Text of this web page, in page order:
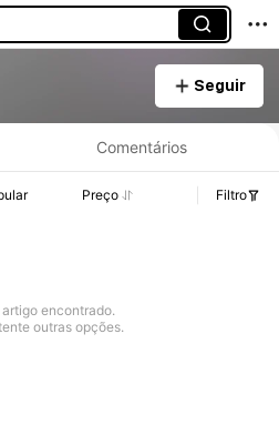
Seguir
de Preço, Vendas e Detalhes de Stock.
Comentários
Preço Filtro
artigo encontrado.
outras opções.